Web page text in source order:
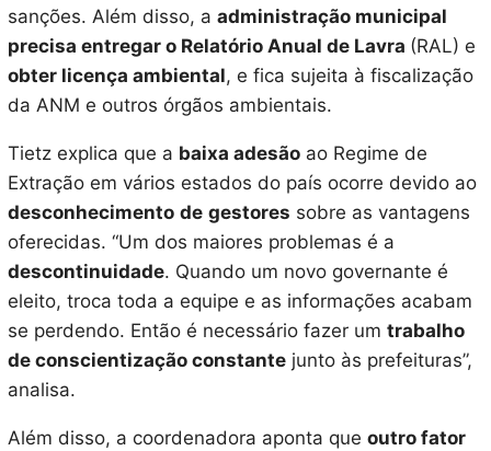
sanções. Além disso, a administração municipal
precisa entregar o Relatório Anual de Lavra (RAL) e
obter licença ambiental, e fica sujeita à fiscalização
da ANM e outros órgãos ambientais.
Tietz explica que a baixa adesãoao Regime de
Extração em vários estados do país ocorre devido ao
desconhecimento de gestores sobre as vantagens
oferecidas. “Um dos maiores problemas é a
descontinuidade. Quando um novo governante é
eleito, troca toda a equipe e as informações acabam
se perdendo. Então é necessário fazer um trabalho
de conscientização constantejunto às prefeituras”,
analisa.
Além disso, a coordenadora aponta que outro fator